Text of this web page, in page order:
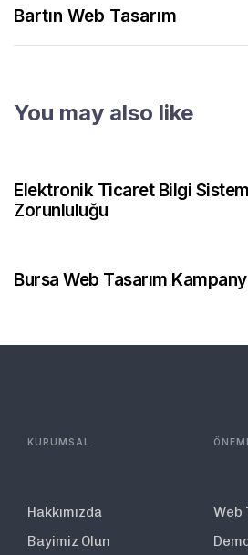
Bartın Web Tasarım
You may also like
Elektronik Ticaret Bilgi
Zorunluluğu
Bursa Web Tasarım
KURUMSAL
Hakkımızda
Bayimiz Olun
Web